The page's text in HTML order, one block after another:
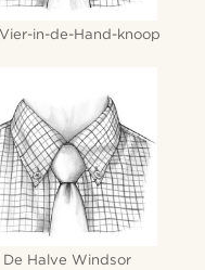
in-de-Hand-knoop
De Halve Windsor